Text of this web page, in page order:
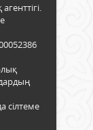
сілтеме